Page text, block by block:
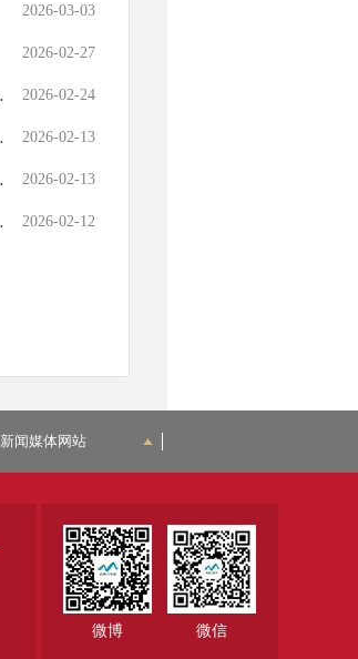
2026-03-03
2026-02-27
2026-02-24
2026-02-13
2026-02-13
2026-02-12
新闻媒体网站
微博 微信